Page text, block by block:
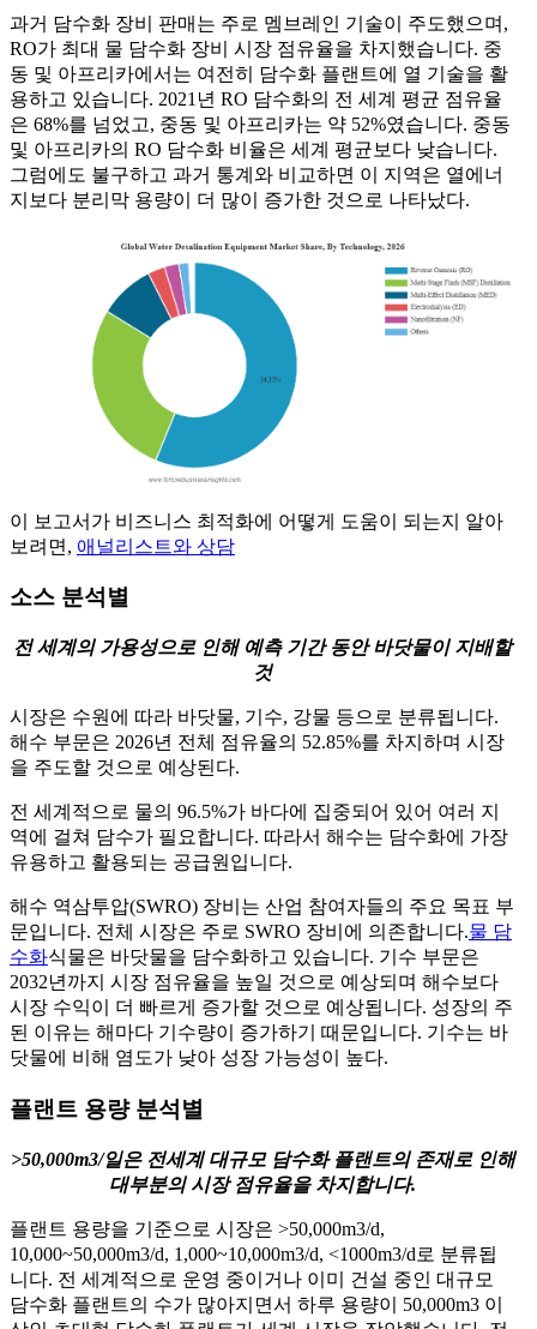
과거 담수화 장비 판매는 주로 멤브레인 기술이 주도했으며,
RO가 최대 물 담수화 장비 시장 점유율을 차지했습니다. 중
동 및 아프리카에서는 여전히 담수화 플랜트에 열 기술을 활
용하고 있습니다. 2021년 RO 담수화의 전 세계 평균 점유율
은 68%를 넘었고, 중동 및 아프리카는 약 52%였습니다. 중동
및 아프리카의 RO 담수화 비율은 세계 평균보다 낮습니다.
그럼에도 불구하고 과거 통계와 비교하면 이 지역은 열에너
지보다 분리막 용량이 더 많이 증가한 것으로 나타났다.
이 보고서가 비즈니스 최적화에 어떻게 도움이 되는지 알아
보려면, 애널리스트와 상담
소스 분석별
전 세계의 가용성으로 인해 예측 기간 동안 바닷물이 지배할
것
시장은 수원에 따라 바닷물, 기수, 강물 등으로 분류됩니다.
해수 부문은 2026년 전체 점유율의 52.85%를 차지하며 시장
을 주도할 것으로 예상된다.
전 세계적으로 물의 96.5%가 바다에 집중되어 있어 여러 지
역에 걸쳐 담수가 필요합니다. 따라서 해수는 담수화에 가장
유용하고 활용되는 공급원입니다.
해수 역삼투압(SWRO) 장비는 산업 참여자들의 주요 목표 부
문입니다. 전체 시장은 주로 SWRO 장비에 의존합니다.물 담
수화식물은 바닷물을 담수화하고 있습니다. 기수 부문은
2032년까지 시장 점유율을 높일 것으로 예상되며 해수보다
시장 수익이 더 빠르게 증가할 것으로 예상됩니다. 성장의 주
된 이유는 해마다 기수량이 증가하기 때문입니다. 기수는 바
닷물에 비해 염도가 낮아 성장 가능성이 높다.
플랜트 용량 분석별
>50,000m3/일은 전세계 대규모 담수화 플랜트의 존재로 인해
대부분의 시장 점유율을 차지합니다.
플랜트 용량을 기준으로 시장은 >50,000m3/d,
10,000~50,000m3/d, 1,000~10,000m3/d, <1000m3/d로 분류됩
니다. 전 세계적으로 운영 중이거나 이미 건설 중인 대규모
담수화 플랜트의 수가 많아지면서 하루 용량이 50,000m3 이